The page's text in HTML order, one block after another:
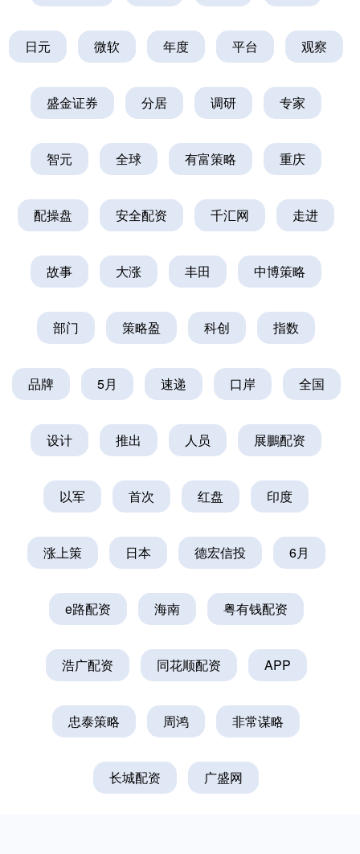
日元 微软 年度 平台 观察
盛金证券 分居 调研 专家
智元 全球 有富策略 重庆
配操盘 安全配资 千汇网 走进
故事 大涨 丰田 中博策略
部门 策略盈 科创 指数
品牌 5月 速递 口岸 全国
设计 推出 人员 展鵬配资
以军 首次 红盘 印度
涨上策 日本 德宏信投 6月
e路配资 海南 粤有钱配资
浩广配资 同花顺配资 APP
忠泰策略 周鸿 非常谋略
长城配资 广盛网